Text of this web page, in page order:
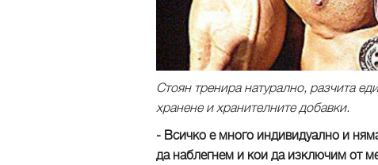
Стоян тренира натурално, разчита
хранене и хранителните добавки.
- Всичко е много индивидуално и
да наблегнем и кои да изключим от